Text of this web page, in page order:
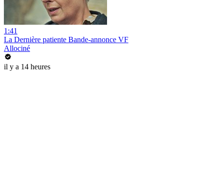
1:41
La Dernière patiente Bande-annonce VF
Allociné
il y a 14 heures